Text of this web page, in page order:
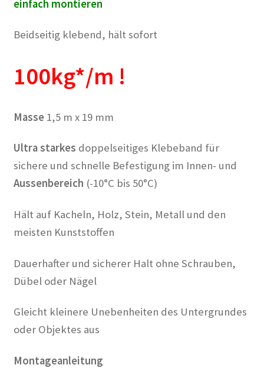
einfach montieren
Beidseitig klebend, hält sofort
100kg*/m !
Masse1,5 m x 19 mm
Ultra starkes doppelseitiges Klebeband für
sichere und schnelle Befestigung im Innen- und
Aussenbereich (-10°C bis 50°C)
Hält auf Kacheln, Holz, Stein, Metall und den
meisten Kunststoffen
Dauerhafter und sicherer Halt ohne Schrauben,
Dübel oder Nägel
Gleicht kleinere Unebenheiten des Untergrundes
oder Objektes aus
Montageanleitung